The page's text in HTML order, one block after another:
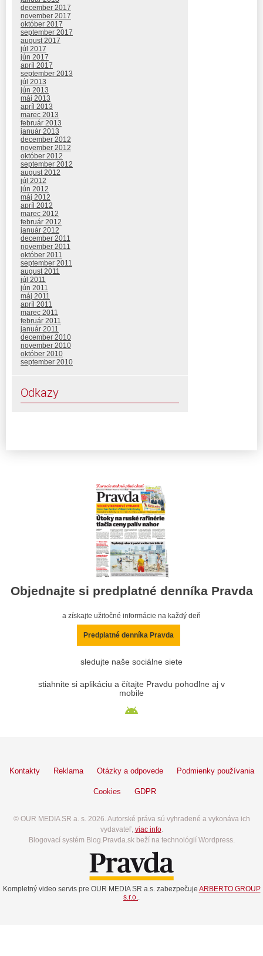
december 2017
november 2017
október 2017
september 2017
august 2017
júl 2017
jún 2017
apríl 2017
september 2013
júl 2013
jún 2013
máj 2013
apríl 2013
marec 2013
február 2013
január 2013
december 2012
november 2012
október 2012
september 2012
august 2012
júl 2012
jún 2012
máj 2012
apríl 2012
marec 2012
február 2012
január 2012
december 2011
november 2011
október 2011
september 2011
august 2011
júl 2011
jún 2011
máj 2011
apríl 2011
marec 2011
február 2011
január 2011
december 2010
november 2010
október 2010
september 2010
Odkazy
Objednajte si predplatné denníka Pravda
a získajte užitočné informácie na každý deň
Predplatné denníka Pravda
sledujte naše sociálne siete
stiahnite si aplikáciu a čítajte Pravdu pohodlne aj v
mobile
Kontakty Reklama Otázky a odpovede Podmienky používania
Cookies GDPR
© OUR MEDIA SR a. s. 2026. Autorské práva sú vyhradené a vykonáva ich
vydavateľ, viac info.
Blogovací systém Blog.Pravda.sk beží na technológií Wordpress.
Kompletný video servis pre OUR MEDIA SR a.s. zabezpečuje ARBERTO GROUP
s.r.o.